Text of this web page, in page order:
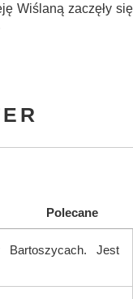
Wiślaną zaczęły się
Polecane
Bartoszycach. Jest